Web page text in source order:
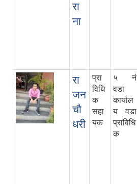
रा
ना
रा
जन
चौ
धरी
प्रा
विधि
क
सहा
यक
५ नं
वडा
कार्याल
य वडा
प्राविधि
क